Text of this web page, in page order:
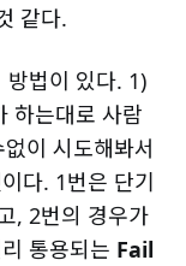
같다.
방법이 있다. 1)
하는대로 사람
이 시도해봐서
다. 1번은 단기
, 2번의 경우가
통용되는 Fail